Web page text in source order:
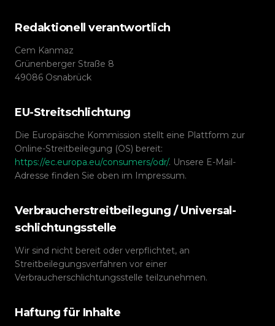
Redaktionell verantwortlich
Cem Kanmaz
Grünenberger Straße 8
49086 Osnabrück
EU-Streitschlichtung
Die Europäische Kommission stellt eine Plattform zur
Online-Streitbeilegung (OS) bereit:
https://ec.europa.eu/consumers/odr/. Unsere E-Mail-
Adresse finden Sie oben im Impressum.
Verbraucherstreitbeilegung / Universal­
schlichtungsstelle
Wir sind nicht bereit oder verpflichtet, an
Streitbeilegungsverfahren vor einer
Verbraucherschlichtungsstelle teilzunehmen.
Haftung für Inhalte